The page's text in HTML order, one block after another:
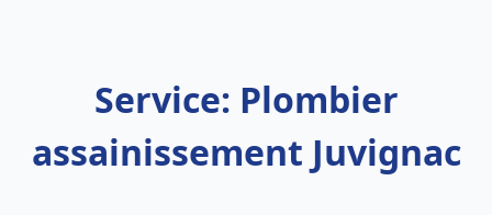
Service: Plombier
assainissement Juvignac